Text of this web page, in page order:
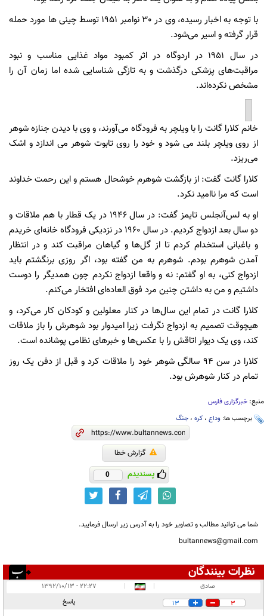
با توجه به اخبار رسیده، وی در 30 نوامبر 1951 توسط چینی ها مورد حمله
قرار گرفته و اسیر می‌شود.
در سال 1951 در اردوگاه در اثر کمبود مواد غذایی مناسب و نبود
مراقبت‌های پزشکی درگذشت و به تازگی شناسایی شده اما زمان آن را
مشخص نکرده‌اند.
خانم کلارا گانت را با ویلچر به فرودگاه می‌آورند، و وی با دیدن جنازه شوهر
از روی ویلچر بلند می شود و خود را روی تابوت شوهر می اندازد و اشک
می‌ریزد.
کلارا گانت گفت: از بازگشت شوهرم خوشحال هستم و این رحمت خداوند
است که مرا ناامید نکرد.
او به لس‌آنجلس تایمز گفت: در سال 1946 در یک قطار با هم ملاقات و
دو سال بعد ازدواج کردیم. در سال 1960 در نزدیکی فرودگاه خانه‌ای خریدم
و باغبانی استخدام کردم تا از گل‌ها و گیاهان مراقبت کند و در انتظار
آمدن شوهرم بودم. شوهرم به من گفته بود، اگر روزی برنگشتم باید
ازدواج کنی، به او گفتم: نه و واقعا ازدواج نکردم چون همدیگر را دوست
داشتیم و من به داشتن چنین مرد فوق العاده‌ای افتخار می‌کنم.
کلارا گانت در تمام این سال‌ها در کنار معلولین و کودکان کار می‌کرد، و
هیچوقت تصمیم به ازدواج نگرفت زیرا امیدوار بود شوهرش را باز ملاقات
کند، وی یک دیوار اتاقش را با عکس‌ها و خبرهای نظامی پوشانده است.
کلارا در سن 94 سالگی شوهر خود را ملاقات کرد و قبل از دفن یک روز
تمام در کنار شوهرش بود.
منبع: خبرگزاری فارس
برچسب ها: وداع ، کره ، جنگ
گزارش خطا
پسندیدم 0
شما می توانید مطالب و تصاویر خود را به آدرس زیر ارسال فرمایید.
bultannews@gmail.com
نظرات بینندگان
در انتظار بررسی:۱
صادق |
|
۲۲:۲۷ - ۱۳۹۲/۱۰/۱۳
3
13 پاسخ